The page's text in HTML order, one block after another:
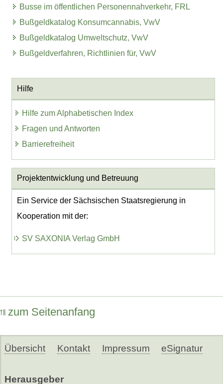
Busse im öffentlichen Personennahverkehr, FRL
Bußgeldkatalog Konsumcannabis, VwV
Bußgeldkatalog Umweltschutz, VwV
Bußgeldverfahren, Richtlinien für, VwV
Hilfe
Hilfe zum Alphabetischen Index
Fragen und Antworten
Barrierefreiheit
Projektentwicklung und Betreuung
Ein Service der Sächsischen Staatsregierung in
Kooperation mit der:
SV SAXONIA Verlag GmbH
zum Seitenanfang
Übersicht Kontakt Impressum eSignatur
Herausgeber